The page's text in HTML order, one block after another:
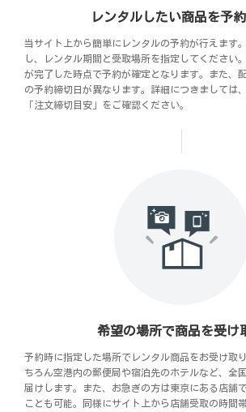
レンタルしたい商品を予
当サイト上から簡単にレンタルの予約が行えます
し、レンタル期間と受取場所を指定してください
が完了した時点で予約が確定となります。また、
の予約締切日が異なります。詳細につきましては
「注文締切目安」をご確認ください。
希望の場所で商品を受け
予約時に指定した場所でレンタル商品をお受け取
ちろん空港内の郵便局や宿泊先のホテルなど、全
届けします。また、お急ぎの方は東京にある店舗
ことも可能。同様にサイト上から店舗受取の時間